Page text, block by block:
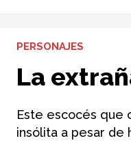
PERSONAJES
La
Este escocés que
insólita a pesar de